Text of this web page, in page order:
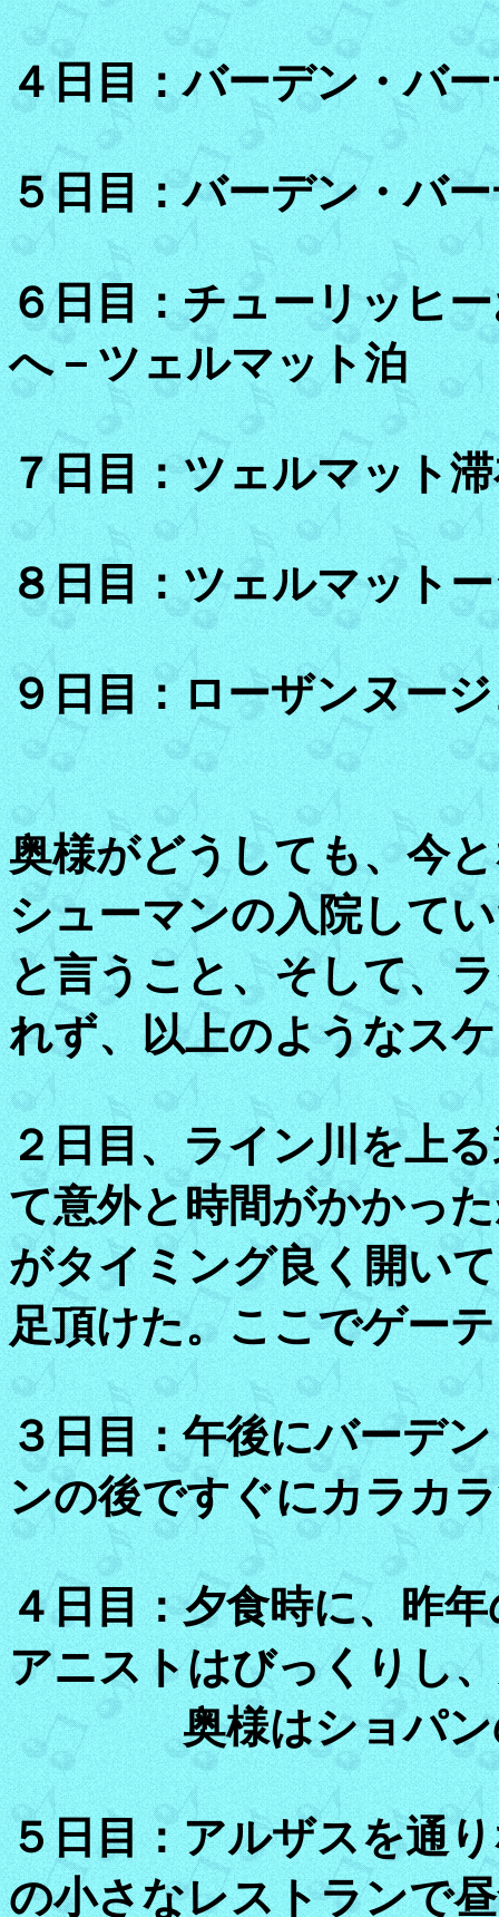
４日目：バーデン・バ
５日目：バーデン・バ
６日目：チューリッヒ
へ－ツェルマット泊
７日目：ツェルマット
８日目：ツェルマット
９日目：ローザンヌー
奥様がどうしても、今
シューマンの入院して
と言うこと、そして、
れず、以上のようなス
２日目、ライン川を上
て意外と時間がかかっ
がタイミング良く開い
足頂けた。ここでゲー
３日目：午後にバーデ
ンの後ですぐにカラカ
４日目：夕食時に、昨
アニストはびっくりし
奥様はショパンの
５日目：アルザスを通
の小さなレストランで